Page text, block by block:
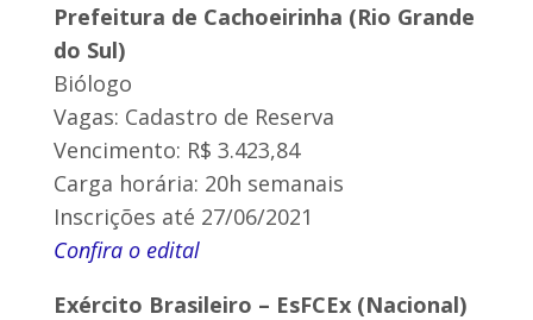
Prefeitura de Cachoeirinha (Rio Grande
do Sul)
Biólogo
Vagas: Cadastro de Reserva
Vencimento: R$ 3.423,84
Carga horária: 20h semanais
Inscrições até 27/06/2021
Confira o edital
Exército Brasileiro – EsFCEx (Nacional)